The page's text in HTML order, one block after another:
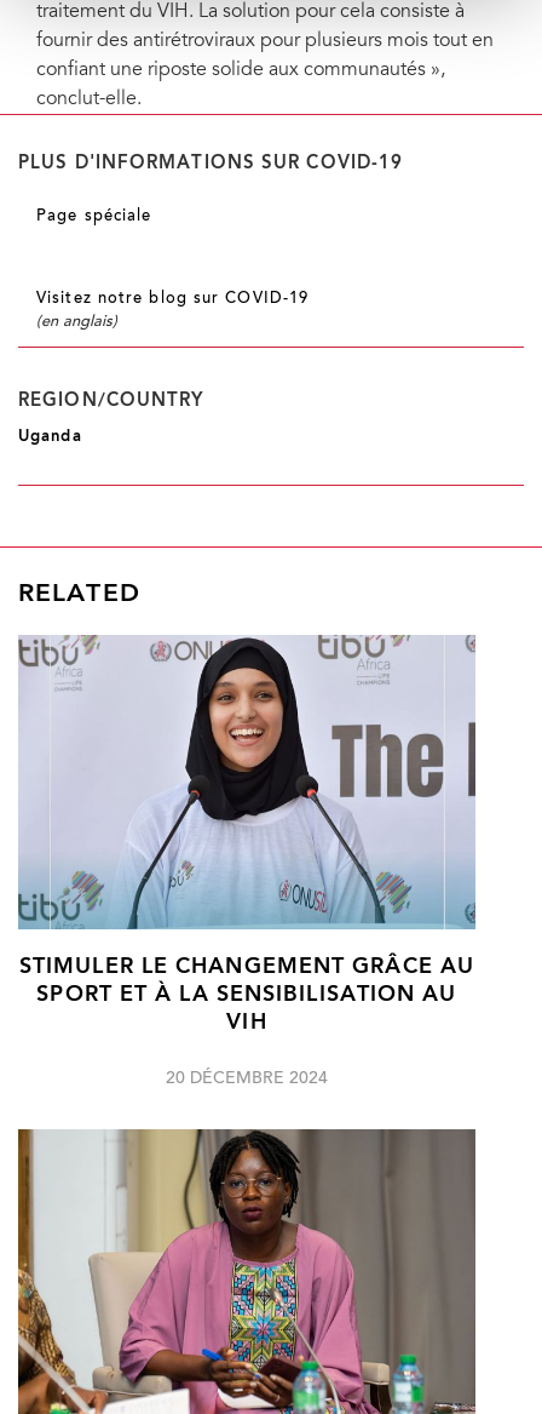
traitement du VIH. La solution pour cela consiste à
fournir des antirétroviraux pour plusieurs mois tout en
confiant une riposte solide aux communautés »,
conclut-elle.
PLUS D'INFORMATIONS SUR COVID-19
Page spéciale
Visitez notre blog sur COVID-19
(en anglais)
REGION/COUNTRY
Uganda
RELATED
STIMULER LE CHANGEMENT GRÂCE AU
SPORT ET À LA SENSIBILISATION AU
VIH
20 DÉCEMBRE 2024